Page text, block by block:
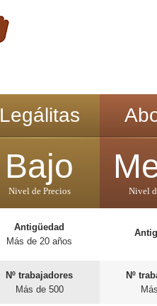
Legálitas
Bajo
Nivel de Precios
Antigüedad
Más de 20 años
Nº trabajadores
Más de 500
Nivel
Nº